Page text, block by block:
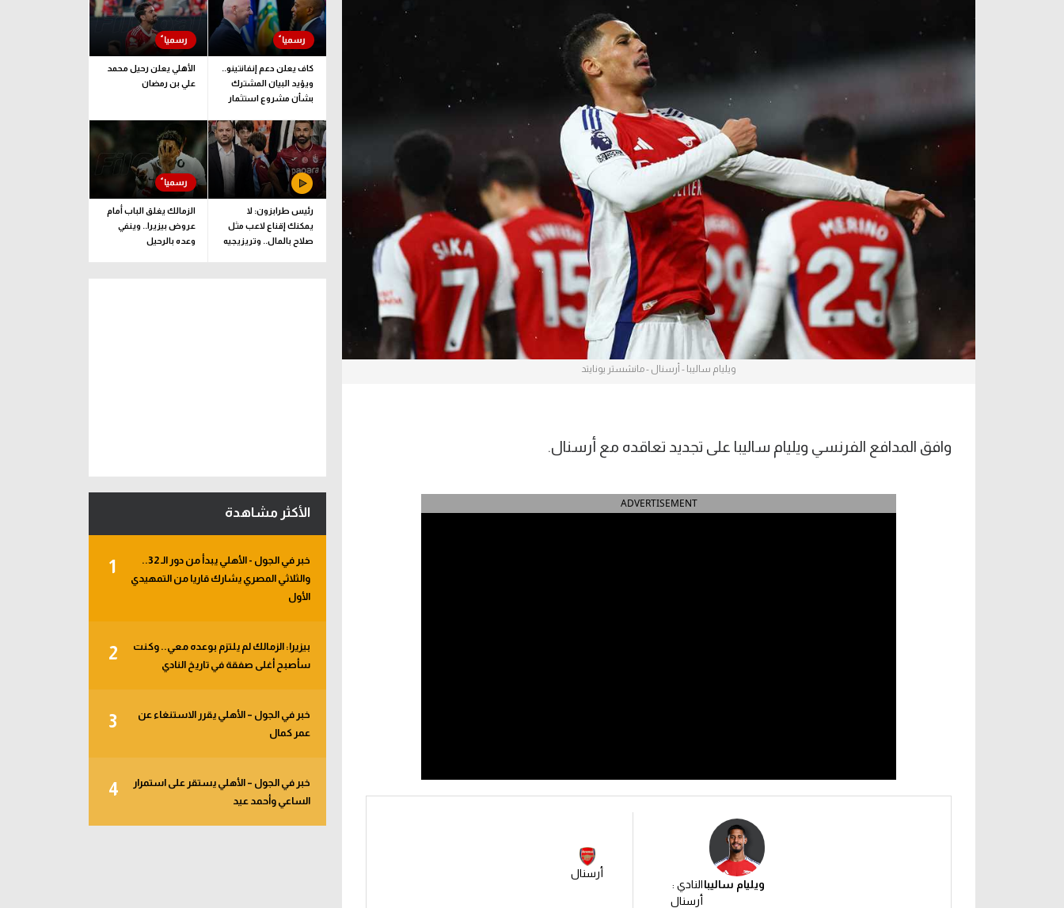
ركن الألعاب
دوري أبطال إفريقيا
كل البطولات
دوري أبطال أوروبا
القسم الثاني
آسيا
أمريكا
ويليام ساليبا - أرسنال - مانشستر يونايتد
وافق المدافع الفرنسي ويليام ساليبا على تجديد تعاقده مع أرسنال.
ADVERTISEMENT
ويليام ساليباالنادي :
أرسنال
أرسنال
كاف يعلن دعم إنفانتينو..
ويؤيد البيان المشترك
بشأن مشروع استثمار
الأهلي يعلن رحيل محمد
علي بن رمضان
رئيس طرابزون: لا
يمكنك إقناع لاعب مثل
صلاح بالمال.. وتريزيجيه
الزمالك يغلق الباب أمام
عروض بيزيرا.. وينفي
وعده بالرحيل
الأكثر مشاهدة
1
خبر في الجول - الأهلي يبدأ من دور الـ 32..
والثلاثي المصري يشارك قاريا من التمهيدي
الأول
2
بيزيرا: الزمالك لم يلتزم بوعده معي.. وكنت
سأصبح أغلى صفقة في تاريخ النادي
3
خبر في الجول – الأهلي يقرر الاستنغاء عن
عمر كمال
4
خبر في الجول – الأهلي يستقر على استمرار
الساعي وأحمد عيد